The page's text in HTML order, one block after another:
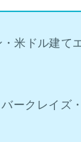
・米ドル建
ークレイズ